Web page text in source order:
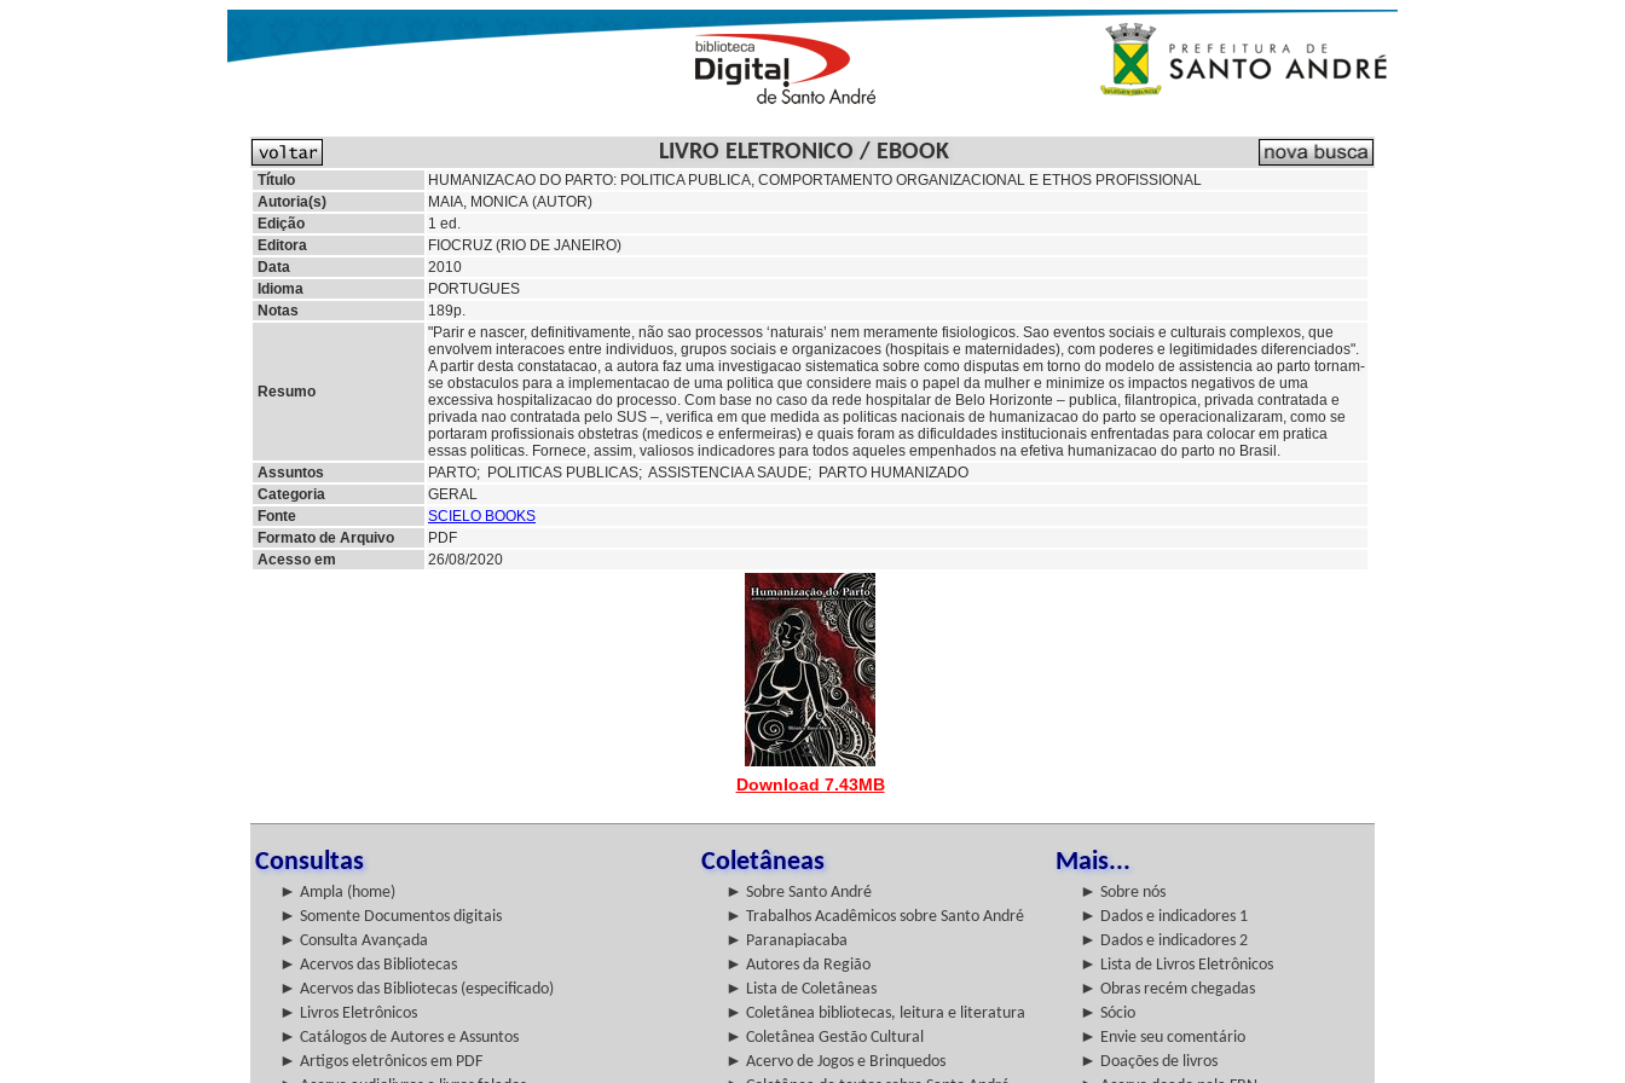
LIVRO ELETRONICO / EBOOK
Título
HUMANIZACAO DO PARTO: POLITICA PUBLICA, COMPORTAMENTO ORGANIZACIONAL E ETHOS PROFISSIONAL
Autoria(s)
MAIA, MONICA (AUTOR)
Edição
1 ed.
Editora
FIOCRUZ (RIO DE JANEIRO)
Data
2010
Idioma
PORTUGUES
Notas
189p.
Resumo
"Parir e nascer, definitivamente, não sao processos ‘naturais’ nem meramente fisiologicos. Sao eventos sociais e culturais complexos, que
envolvem interacoes entre individuos, grupos sociais e organizacoes (hospitais e maternidades), com poderes e legitimidades diferenciados".
A partir desta constatacao, a autora faz uma investigacao sistematica sobre como disputas em torno do modelo de assistencia ao parto tornam-
se obstaculos para a implementacao de uma politica que considere mais o papel da mulher e minimize os impactos negativos de uma
excessiva hospitalizacao do processo. Com base no caso da rede hospitalar de Belo Horizonte – publica, filantropica, privada contratada e
privada nao contratada pelo SUS –, verifica em que medida as politicas nacionais de humanizacao do parto se operacionalizaram, como se
portaram profissionais obstetras (medicos e enfermeiras) e quais foram as dificuldades institucionais enfrentadas para colocar em pratica
essas politicas. Fornece, assim, valiosos indicadores para todos aqueles empenhados na efetiva humanizacao do parto no Brasil.
Assuntos
PARTO; POLITICAS PUBLICAS; ASSISTENCIA A SAUDE; PARTO HUMANIZADO
Categoria
GERAL
Fonte
SCIELO BOOKS
Formato de Arquivo
PDF
Acesso em
26/08/2020
Download 7.43MB
Consultas Coletâneas Mais...
► Ampla (home) ► Sobre Santo André
► Sobre nós
► Somente Documentos digitais
► Trabalhos Acadêmicos sobre Santo André
► Dados e indicadores 1
► Consulta Avançada
► Paranapiacaba
► Dados e indicadores 2
► Acervos das Bibliotecas
► Autores da Região
► Lista de Livros Eletrônicos
► Acervos das Bibliotecas (especificado)
► Lista de Coletâneas
► Obras recém chegadas
► Livros Eletrônicos
► Coletânea bibliotecas, leitura e literatura
► Sócio
► Catálogos de Autores e Assuntos
► Coletânea Gestão Cultural
► Envie seu comentário
► Artigos eletrônicos em PDF
► Acervo de Jogos e Brinquedos
► Doações de livros